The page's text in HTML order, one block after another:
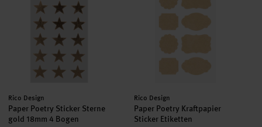
Hersteller:
Rico Design
Paper Poetry Sticker Sterne
gold 18mm 4 Bogen
Hersteller:
Rico Design
Paper Poetry Kraftpapier
Sticker Etiketten